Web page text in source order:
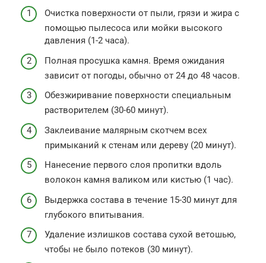
Очистка поверхности от пыли, грязи и жира с
помощью пылесоса или мойки высокого
давления (1-2 часа).
Полная просушка камня. Время ожидания
зависит от погоды, обычно от 24 до 48 часов.
Обезжиривание поверхности специальным
растворителем (30-60 минут).
Заклеивание малярным скотчем всех
примыканий к стенам или дереву (20 минут).
Нанесение первого слоя пропитки вдоль
волокон камня валиком или кистью (1 час).
Выдержка состава в течение 15-30 минут для
глубокого впитывания.
Удаление излишков состава сухой ветошью,
чтобы не было потеков (30 минут).